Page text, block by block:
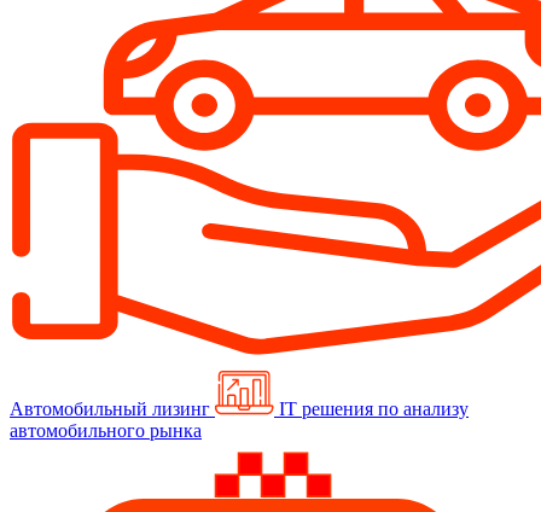
Автомобильный лизинг
IT решения по анализу
автомобильного рынка